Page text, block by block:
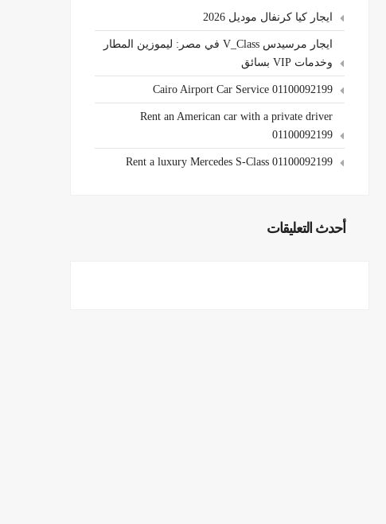
ايجار كيا كرنفال موديل 2026
ايجار مرسيدس V_Class في مصر: ليموزين المطار
وخدمات VIP بسائق
Cairo Airport Car Service 01100092199
Rent an American car with a private driver
01100092199
Rent a luxury Mercedes S-Class 01100092199
أحدث التعليقات